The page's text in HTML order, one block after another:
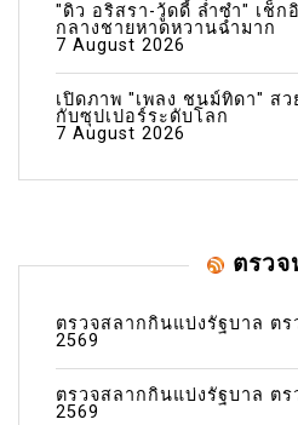
"ดิว อริสรา-วู้ดดี้ ล่ำซำ" เช็ก
กลางชายหาดหวานฉ่ำมาก
7 August 2026
เปิดภาพ "เพลง ชนม์ทิดา" ส
กับซุปเปอร์ระดับโลก
7 August 2026
ตรวจ
ตรวจสลากกินแบ่งรัฐบาล ตร
2569
ตรวจสลากกินแบ่งรัฐบาล ตร
2569